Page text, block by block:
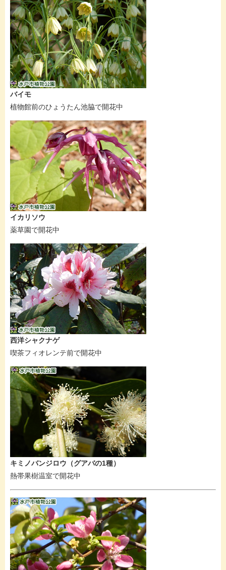
バイモ
植物館前のひょうたん池脇で開花中
イカリソウ
薬草園で開花中
西洋シャクナゲ
喫茶フィオレンテ前で開花中
キミノバンジロウ（グアバの1種）
熱帯果樹温室で開花中